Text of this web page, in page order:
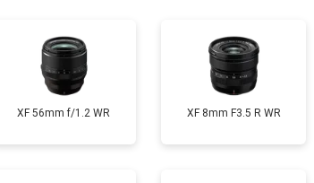
от 80 мин
XF 56mm f/1.2 WR XF 8mm F3.5 R WR